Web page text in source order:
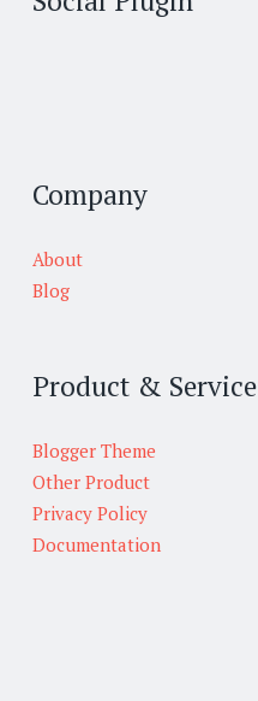
Company
About
Blog
Product & Service
Blogger Theme
Other Product
Privacy Policy
Documentation